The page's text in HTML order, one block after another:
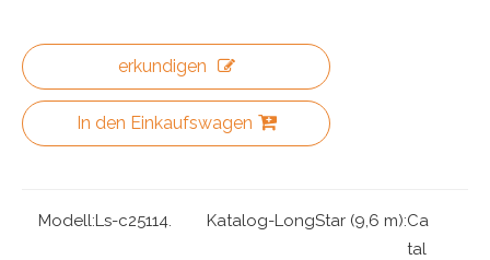
erkundigen
In den Einkaufswagen
Modell:Ls-c25114. Katalog-LongStar (9,6 m):Ca
tal